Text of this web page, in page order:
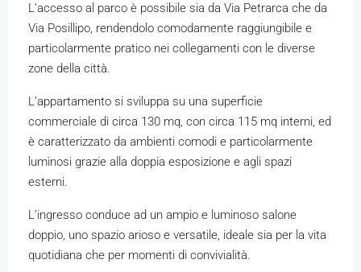
L’accesso al parco è possibile sia da Via Petrarca che da
Via Posillipo, rendendolo comodamente raggiungibile e
particolarmente pratico nei collegamenti con le diverse
zone della città.
L’appartamento si sviluppa su una superficie
commerciale di circa 130 mq, con circa 115 mq interni, ed
è caratterizzato da ambienti comodi e particolarmente
luminosi grazie alla doppia esposizione e agli spazi
esterni.
L’ingresso conduce ad un ampio e luminoso salone
doppio, uno spazio arioso e versatile, ideale sia per la vita
quotidiana che per momenti di convivialità.